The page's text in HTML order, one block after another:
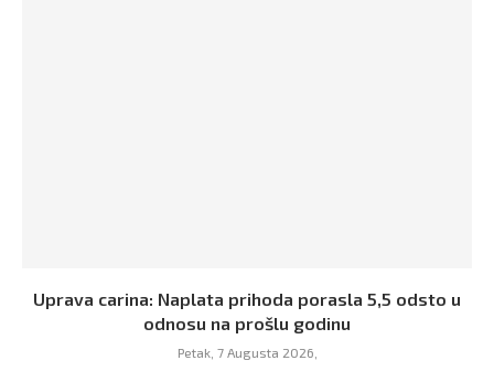
Uprava carina: Naplata prihoda porasla 5,5 odsto u
odnosu na prošlu godinu
Petak, 7 Augusta 2026,